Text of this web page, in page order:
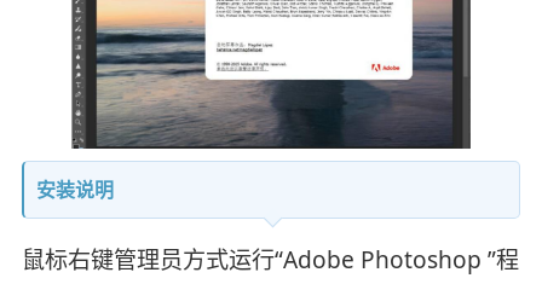
安装说明
鼠标右键管理员方式运行“Adobe Photoshop ”程